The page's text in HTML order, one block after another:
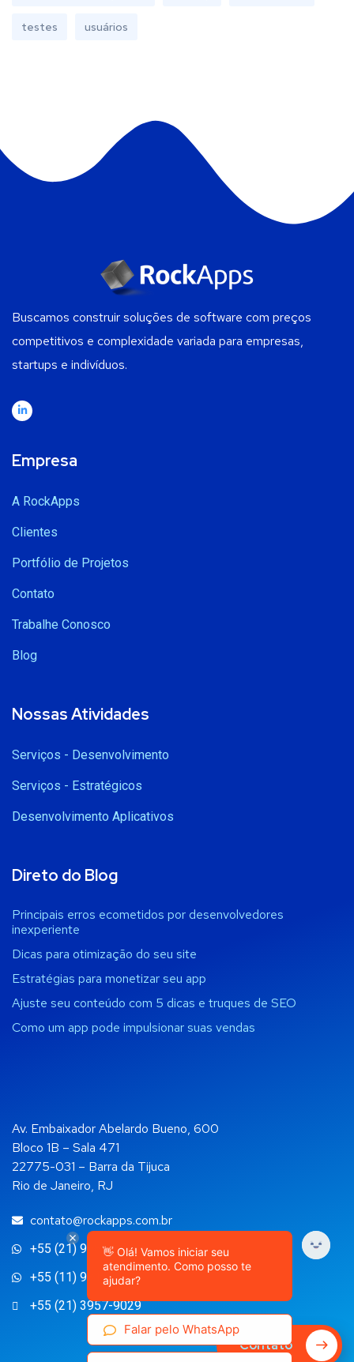
testes usuários
Buscamos construir soluções de software com preços
competitivos e complexidade variada para empresas,
startups e indivíduos.
Empresa
A RockApps
Clientes
Portfólio de Projetos
Contato
Trabalhe Conosco
Blog
Nossas Atividades
Serviços - Desenvolvimento
Serviços - Estratégicos
Desenvolvimento Aplicativos
Direto do Blog
Principais erros ecometidos por desenvolvedores
inexperiente
Dicas para otimização do seu site
Estratégias para monetizar seu app
Ajuste seu conteúdo com 5 dicas e truques de SEO
Como um app pode impulsionar suas vendas
Av. Embaixador Abelardo Bueno, 600
Bloco 1B – Sala 471
22775-031 – Barra da Tijuca
Rio de Janeiro, RJ
contato@rockapps.com.br
+55 (21) 99892-4108
+55 (11) 98135-3145
+55 (21) 3957-9029
Contato
👋 Olá! Vamos iniciar seu
atendimento. Como posso te
ajudar?
Falar pelo WhatsApp